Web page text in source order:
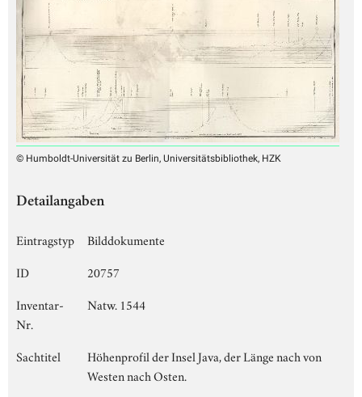
© Humboldt-Universität zu Berlin, Universitätsbibliothek, HZK
Detailangaben
Eintragstyp
Bilddokumente
ID
20757
Inventar-
Nr.
Natw. 1544
Sachtitel
Höhenprofil der Insel Java, der Länge nach von
Westen nach Osten.